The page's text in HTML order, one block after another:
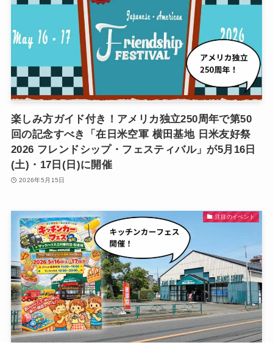
楽しみ方ガイド付き！アメリカ独立250周年で第50
回の記念すべき「在日米空軍 横田基地 日米友好祭
2026 フレンドシップ・フェスティバル」が5月16日
(土)・17日(日)に開催
2026年5月15日
注目のイベント